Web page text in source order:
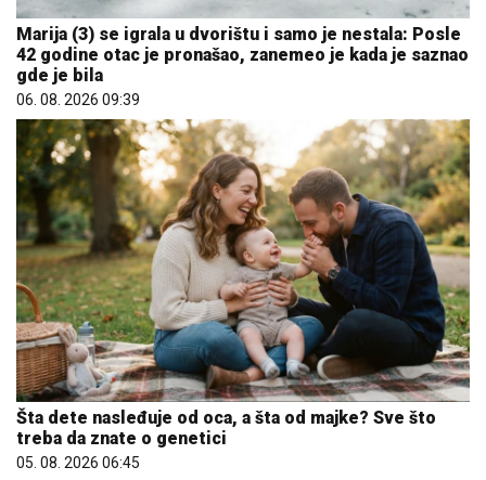
Marija (3) se igrala u dvorištu i samo je nestala: Posle
42 godine otac je pronašao, zanemeo je kada je saznao
gde je bila
06. 08. 2026 09:39
Šta dete nasleđuje od oca, a šta od majke? Sve što
treba da znate o genetici
05. 08. 2026 06:45